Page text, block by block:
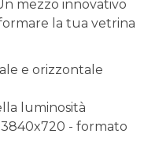
mezzo innovativo
la tua vetrina
e orizzontale
luminosità
- formato